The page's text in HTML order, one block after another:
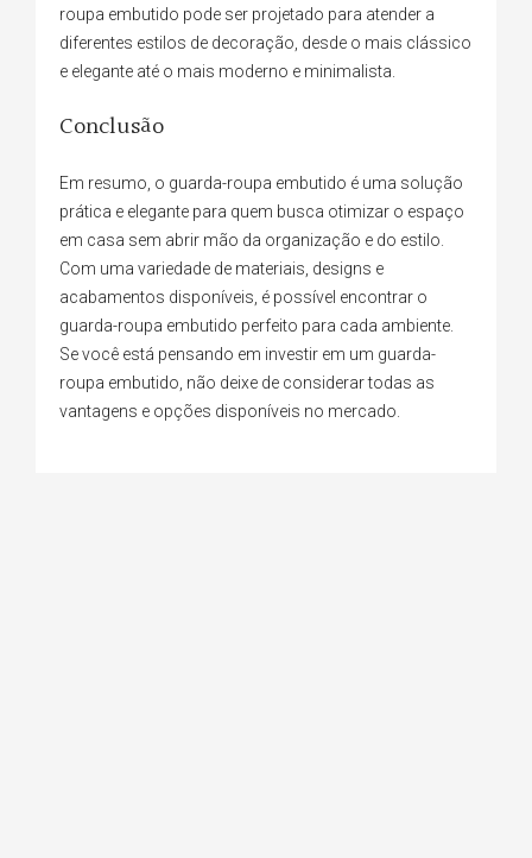
roupa embutido pode ser projetado para atender a
diferentes estilos de decoração, desde o mais clássico
e elegante até o mais moderno e minimalista.
Conclusão
Em resumo, o guarda-roupa embutido é uma solução
prática e elegante para quem busca otimizar o espaço
em casa sem abrir mão da organização e do estilo.
Com uma variedade de materiais, designs e
acabamentos disponíveis, é possível encontrar o
guarda-roupa embutido perfeito para cada ambiente.
Se você está pensando em investir em um guarda-
roupa embutido, não deixe de considerar todas as
vantagens e opções disponíveis no mercado.